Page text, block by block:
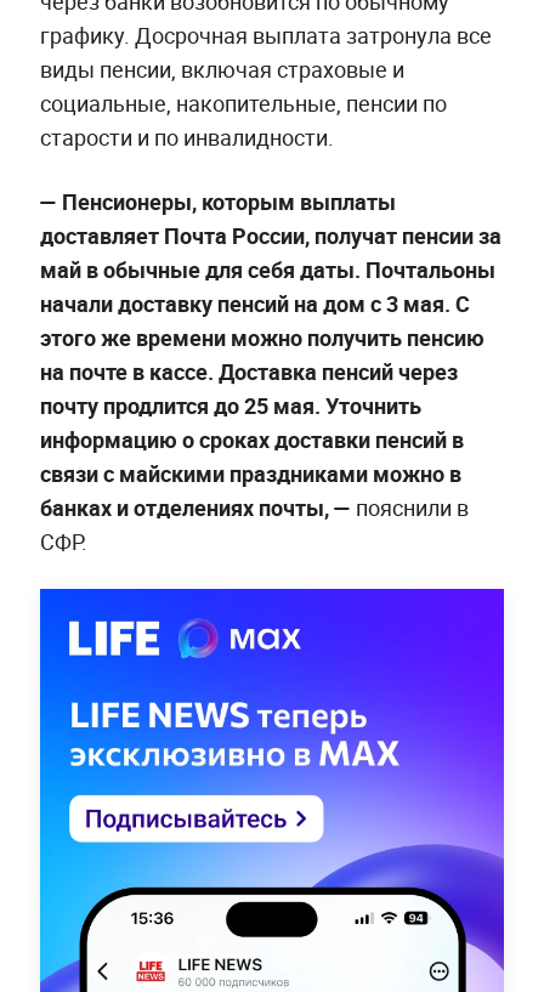
графику. Досрочная выплата затронула все
виды пенсии, включая страховые и
социальные, накопительные, пенсии по
старости и по инвалидности.
— Пенсионеры, которым выплаты
доставляет Почта России, получат пенсии за
май в обычные для себя даты. Почтальоны
начали доставку пенсий на дом с 3 мая. С
этого же времени можно получить пенсию
на почте в кассе. Доставка пенсий через
почту продлится до 25 мая. Уточнить
информацию о сроках доставки пенсий в
связи с майскими праздниками можно в
банках и отделениях почты, — пояснили в
СФР.